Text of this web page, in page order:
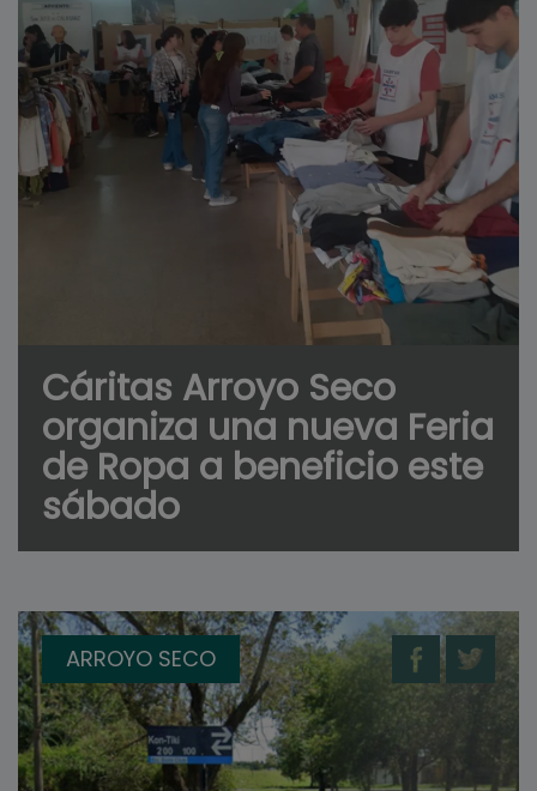
Cáritas Arroyo Seco
organiza una nueva Feria
de Ropa a beneficio este
sábado
ARROYO SECO